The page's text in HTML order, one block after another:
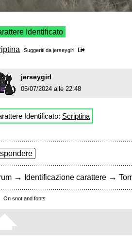
Identificato
Suggeriti da jerseygirl
jerseygirl
05/07/2024 alle 22:48
Identificato: Scriptina
→ Identificazione carattere →
On snot and fonts